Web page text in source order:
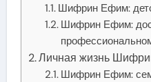
Шифрин Ефим:
Шифрин Ефим:
Личная жизнь
Шифрин Ефим: